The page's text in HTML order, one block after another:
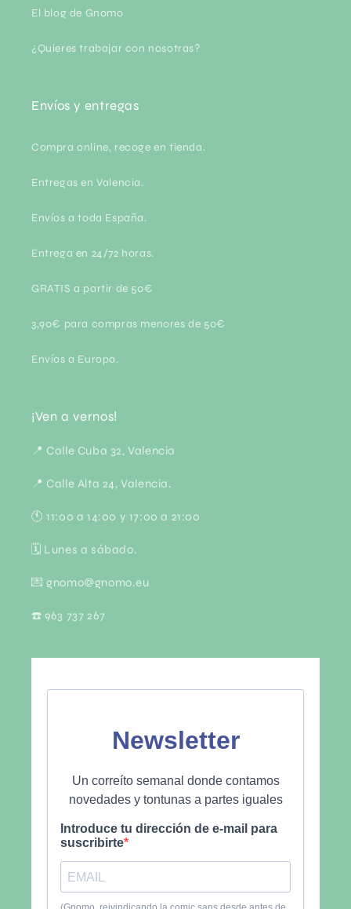
El blog de Gnomo
¿Quieres trabajar con nosotras?
Envíos y entregas
Compra online, recoge en tienda.
Entregas en Valencia.
Envíos a toda España.
Entrega en 24/72 horas.
GRATIS a partir de 50€
3,90€ para compras menores de 50€
Envíos a Europa.
¡Ven a vernos!
📍 Calle Cuba 32, Valencia
📍 Calle Alta 24, Valencia.
🕚 11:00 a 14:00 y 17:00 a 21:00
🗓 Lunes a sábado.
💌 gnomo@gnomo.eu
☎️ 963 737 267